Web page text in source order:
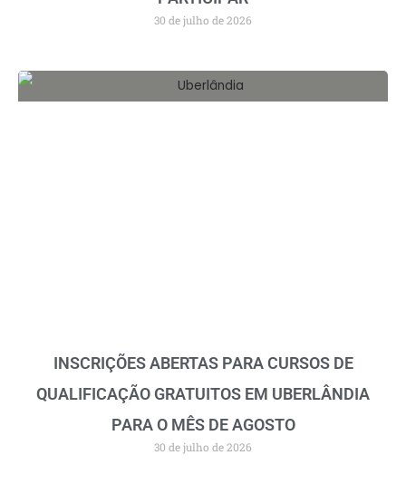
30 de julho de 2026
INSCRIÇÕES ABERTAS PARA CURSOS DE
QUALIFICAÇÃO GRATUITOS EM UBERLÂNDIA
PARA O MÊS DE AGOSTO
30 de julho de 2026